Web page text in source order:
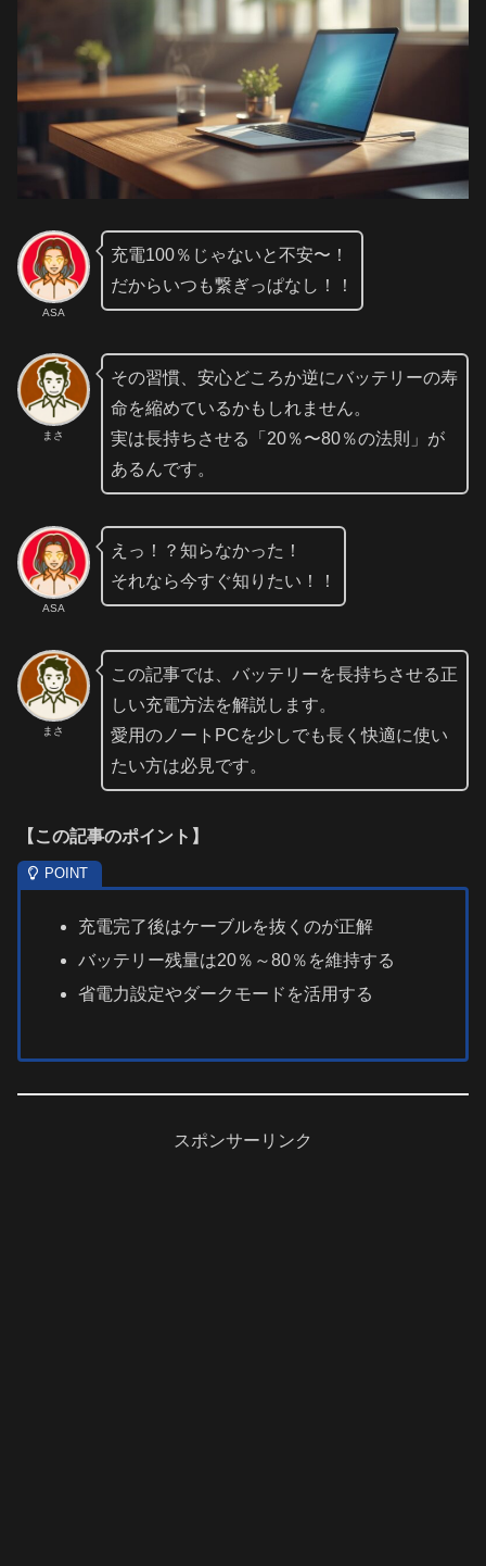
ASA
充電100％じゃないと不安〜！
だからいつも繋ぎっぱなし！！
まさ
その習慣、安心どころか逆にバッテリーの寿
命を縮めているかもしれません。
実は長持ちさせる「20％〜80％の法則」が
あるんです。
ASA
えっ！？知らなかった！
それなら今すぐ知りたい！！
まさ
この記事では、バッテリーを長持ちさせる正
しい充電方法を解説します。
愛用のノートPCを少しでも長く快適に使い
たい方は必見です。
【 この記事のポイント 】
充電完了後はケーブルを抜くのが正解
バッテリー残量は20％～80％を維持する
省電力設定やダークモードを活用する
スポンサーリンク